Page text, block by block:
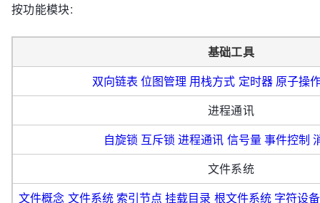
按功能模块:
基础工具
双向链表 位图管理 用栈方式 定时器 原子操
进程通讯
自旋锁 互斥锁 进程通讯 信号量事件控制
文件系统
文件概念 文件系统 索引节点 挂载目录 根文件系统 字符设备